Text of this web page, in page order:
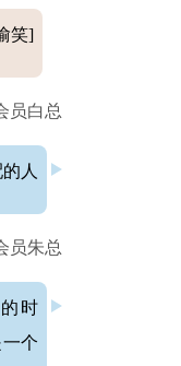
笑]
员白总
人
员朱总
时
个